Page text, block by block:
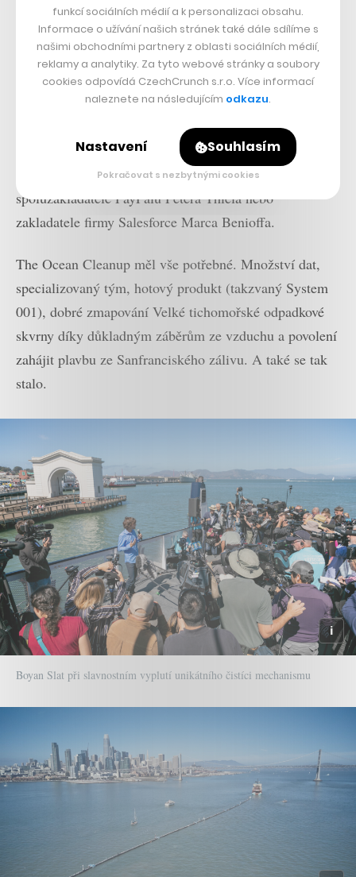
dopředu. V tento den mělo totiž proběhnout to, na co se
dlouhých pět let připravovali:vypuštěnil masivního
plovoucího systémusměrem k Velké tichomořské
odpadkové skvrně.
Očekávání byla velká. O to víc, když rok před tímto
plánem startup vybral dalších necelých 22 milionů
dolarů na úklid oceánů, a to například i od
spoluzakladatele PayPalu Petera Thiela nebo
zakladatele firmy Salesforce Marca Benioffa.
The Ocean Cleanup měl vše potřebné. Množství dat,
specializovaný tým, hotový produkt (takzvaný System
001), dobré zmapování Velké tichomořské odpadkové
skvrny díky důkladným záběrům ze vzduchu a povolení
zahájit plavbu ze Sanfranciského zálivu. A také se tak
stalo.
Boyan Slat při slavnostním vyplutí unikátního čistíci mechanismu
funkcí sociálních médií a k personalizaci obsahu.
Informace o užívání našich stránek také dále sdílíme s
našimi obchodními partnery z oblasti sociálních médií,
reklamy a analytiky. Za tyto webové stránky a soubory
cookies odpovídá CzechCrunch s.r.o. Více informací
naleznete na následujícím odkazu.
Nastavení Souhlasím
Pokračovat s nezbytnými cookies